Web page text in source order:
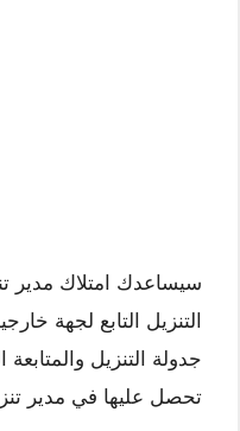
سيساعدك امتلاك مدير
التنزيل التابع لجهة
جدولة التنزيل
تحصل عليها في مدير